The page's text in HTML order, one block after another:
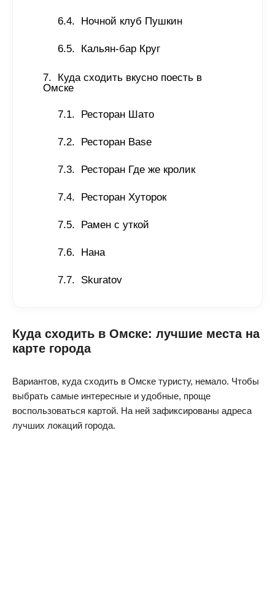
Ночной клуб Пушкин
Кальян-бар Круг
Куда сходить вкусно поесть в
Омске
Ресторан Шато
Ресторан Base
Ресторан Где же кролик
Ресторан Хуторок
Рамен с уткой
Нана
Skuratov
Куда сходить в Омске: лучшие места на
карте города
Вариантов, куда сходить в Омске туристу, немало. Чтобы
выбрать самые интересные и удобные, проще
воспользоваться картой. На ней зафиксированы адреса
лучших локаций города.